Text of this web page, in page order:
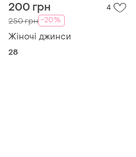
200 грн 4
250 грн -20%
Жіночі джинси
28